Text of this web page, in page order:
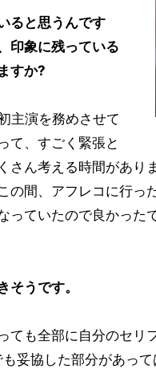
ると思うんです
印象に残っている
すか?
主演を務めさせて
て、すごく緊張と
さん考える時間があり
の間、アフレコに行っ
っていたので良かった
うです。
ても全部に自分のセリ
妥協した部分があっ